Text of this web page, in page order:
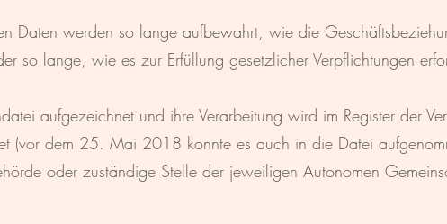
Daten werden so lange aufbewahrt, wie die
so lange, wie es zur Erfüllung gesetzlicher Verpflichtungen
aufgezeichnet und ihre Verarbeitung wird im Register der
(vor dem 25. Mai 2018 konnte es auch in die Datei
oder zuständige Stelle der jeweiligen Autonomen